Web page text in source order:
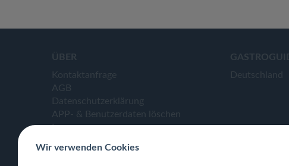
ÜBER
Kontaktanfrage
AGB
Datenschutzerklärung
APP- & Benutzerdaten löschen
Impressum
Deutschland
Wir verwenden Cookies